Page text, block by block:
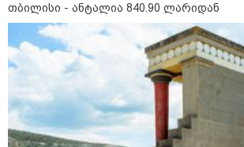
უწყებას
გაუგზავნა -
მქონე
საზღვარზე
დეტალები
კატეგორიის ყველა სიახლე
თბილისი - ანტალია 840.90 ლარიდან